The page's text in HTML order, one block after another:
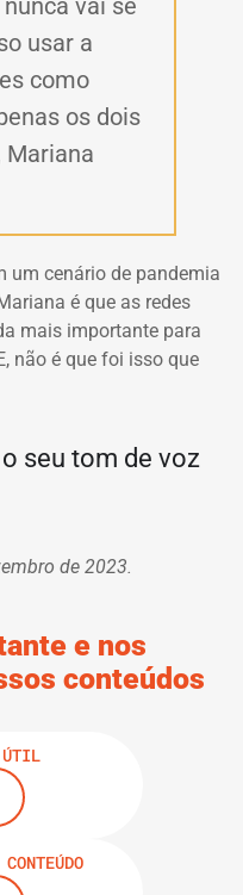
vai se
usar a
como
os dois
Mariana
um cenário de pandemia
é que as redes
mais importante para
não é que foi isso que
seu tom de voz
de 2023.
e nos
conteúdos
ÚTIL